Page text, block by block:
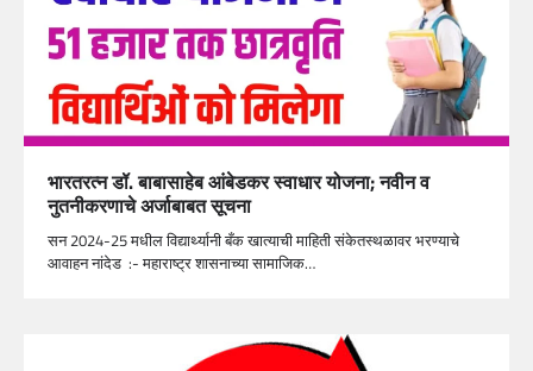
भारतरत्न डॉ. बाबासाहेब आंबेडकर स्वाधार योजना; नवीन व
नुतनीकरणाचे अर्जाबाबत सूचना
सन 2024-25 मधील विद्यार्थ्यानी बँक खात्याची माहिती संकेतस्थळावर भरण्याचे
आवाहन नांदेड :- महाराष्ट्र शासनाच्या सामाजिक…